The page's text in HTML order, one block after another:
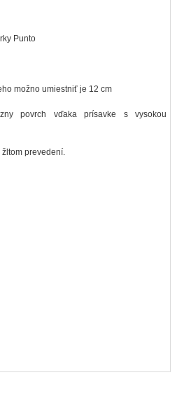
Punto
možno umiestniť je 12 cm
povrch vďaka prísavke s vysokou
prevedení.